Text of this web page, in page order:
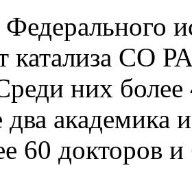
катализа СО
них
академика
60 докторов и